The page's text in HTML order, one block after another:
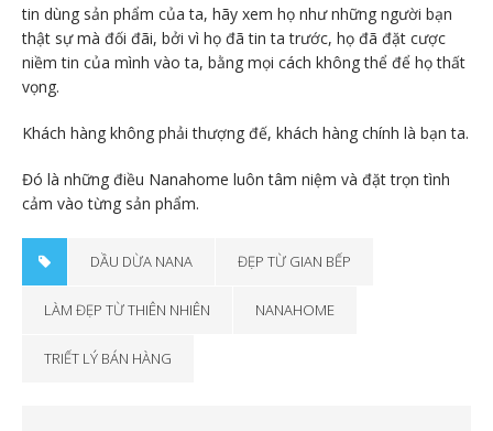
tin dùng sản phẩm của ta, hãy xem họ như những người bạn
thật sự mà đối đãi, bởi vì họ đã tin ta trước, họ đã đặt cược
niềm tin của mình vào ta, bằng mọi cách không thể để họ thất
vọng.
Khách hàng không phải thượng đế, khách hàng chính là bạn ta.
Đó là những điều Nanahome luôn tâm niệm và đặt trọn tình
cảm vào từng sản phẩm.
DẦU DỪA NANA ĐẸP TỪ GIAN BẾP
LÀM ĐẸP TỪ THIÊN NHIÊN NANAHOME
TRIẾT LÝ BÁN HÀNG